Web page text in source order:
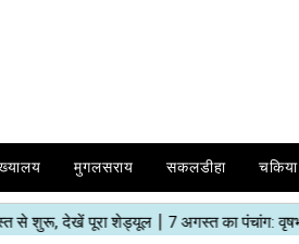
मुगलसराय सकलडीहा चकिया